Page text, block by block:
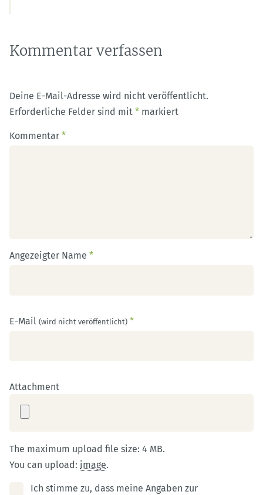
Kommentar verfassen
Deine E-Mail-Adresse wird nicht veröffentlicht.
Erforderliche Felder sind mit * markiert
Kommentar *
Angezeigter Name *
E-Mail (wird nicht veröffentlicht) *
Ich stimme zu, dass meine Angaben zur
Attachment
The maximum upload file size: 4 MB.
You can upload: image.